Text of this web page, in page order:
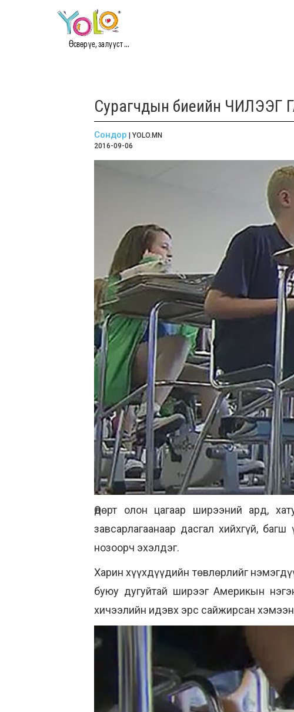
Өсвөр үе, залууст ...
Сурагчдын биеийн ЧИЛЭЭГ
Сондор | YOLO.MN
2016-09-06
Өдөрт олон цагаар ширээний ард,
завсарлагаанаар дасгал хийхгүй,
нозоорч эхэлдэг.
Харин хүүхдүүдийн төвлөрлийг
буюу дугуйтай ширээг Америкын
хичээлийн идэвх эрс сайжирсан